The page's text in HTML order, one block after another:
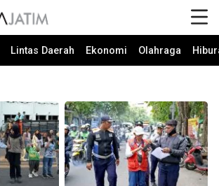
Lintas Daerah Ekonomi Olahraga